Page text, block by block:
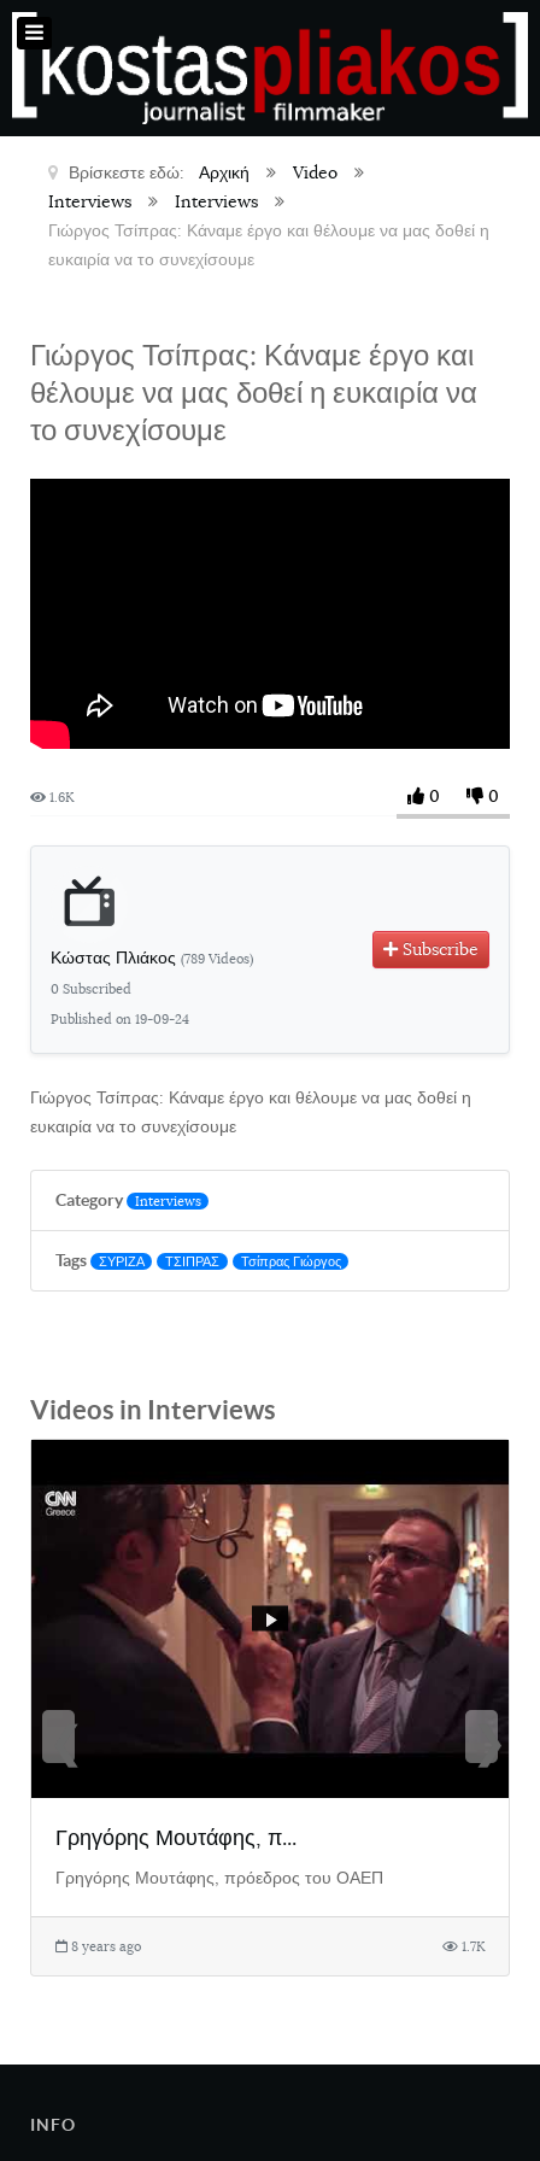
Βρίσκεστε εδώ: Αρχική
Video
Interviews
Interviews
Γιώργος Τσίπρας: Κάναμε έργο και θέλουμε να μας δοθεί η
ευκαιρία να το συνεχίσουμε
Γιώργος Τσίπρας: Κάναμε έργο και
θέλουμε να μας δοθεί η ευκαιρία να
το συνεχίσουμε
1.6K 0 0
Κώστας Πλιάκος (789 Videos)
0 Subscribed
Published on 19-09-24
Subscribe
Γιώργος Τσίπρας: Κάναμε έργο και θέλουμε να μας δοθεί η
ευκαιρία να το συνεχίσουμε
Category Interviews
Tags ΣΥΡΙΖΑ ΤΣΙΠΡΑΣ Τσίπρας Γιώργος
Videos in Interviews
Γρηγόρης Μουτάφης, π...
Γρηγόρης Μουτάφης, πρόεδρος του ΟΑΕΠ
8 years ago 1.7K
❮ ❯
INFO